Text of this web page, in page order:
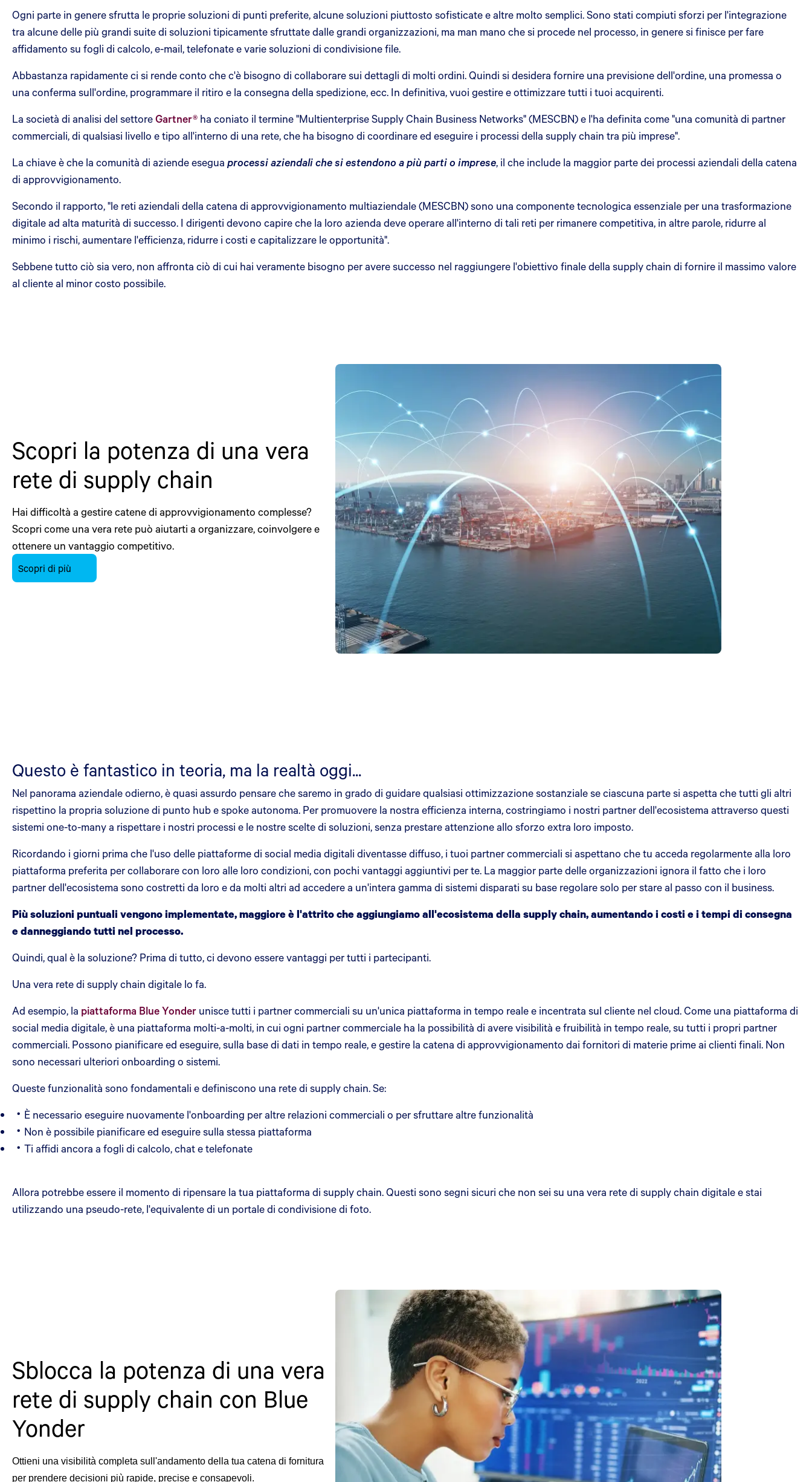
Ogni parte in genere sfrutta le proprie soluzioni di punti preferite, alcune soluzioni piuttosto sofisticate e altre molto semplici. Sono stati compiuti sforzi per l'integrazione
tra alcune delle più grandi suite di soluzioni tipicamente sfruttate dalle grandi organizzazioni, ma man mano che si procede nel processo, in genere si finisce per fare
affidamento su fogli di calcolo, e-mail, telefonate e varie soluzioni di condivisione file.
Abbastanza rapidamente ci si rende conto che c'è bisogno di collaborare sui dettagli di molti ordini. Quindi si desidera fornire una previsione dell'ordine, una promessa o
una conferma sull'ordine, programmare il ritiro e la consegna della spedizione, ecc. In definitiva, vuoi gestire e ottimizzare tutti i tuoi acquirenti.
La società di analisi del settoreGartner® ha coniato il termine "Multienterprise Supply Chain Business Networks" (MESCBN) e l'ha definita come "una comunità di partner
commerciali, di qualsiasi livello e tipo all'interno di una rete, che ha bisogno di coordinare ed eseguire i processi della supply chain tra più imprese".
La chiave è che la comunità di aziende esegua processi aziendali che si estendono a più parti o imprese, il che include la maggior parte dei processi aziendali della catena
di approvvigionamento.
Secondo il rapporto, "le reti aziendali della catena di approvvigionamento multiaziendale (MESCBN) sono una componente tecnologica essenziale per una trasformazione
digitale ad alta maturità di successo. I dirigenti devono capire che la loro azienda deve operare all'interno di tali reti per rimanere competitiva, in altre parole, ridurre al
minimo i rischi, aumentare l'efficienza, ridurre i costi e capitalizzare le opportunità".
Sebbene tutto ciò sia vero, non affronta ciò di cui hai veramente bisogno per avere successo nel raggiungere l'obiettivo finale della supply chain di fornire il massimo valore
al cliente al minor costo possibile.
Scopri la potenza di una vera
rete di supply chain
Hai difficoltà a gestire catene di approvvigionamento complesse?
Scopri come una vera rete può aiutarti a organizzare, coinvolgere e
ottenere un vantaggio competitivo.
Scopri di più
Questo è fantastico in teoria, ma la realtà oggi...
Nel panorama aziendale odierno, è quasi assurdo pensare che saremo in grado di guidare qualsiasi ottimizzazione sostanziale se ciascuna parte si aspetta che tutti gli altri
rispettino la propria soluzione di punto hub e spoke autonoma. Per promuovere la nostra efficienza interna, costringiamo i nostri partner dell'ecosistema attraverso questi
sistemi one-to-many a rispettare i nostri processi e le nostre scelte di soluzioni, senza prestare attenzione allo sforzo extra loro imposto.
Ricordando i giorni prima che l'uso delle piattaforme di social media digitali diventasse diffuso, i tuoi partner commerciali si aspettano che tu acceda regolarmente alla loro
piattaforma preferita per collaborare con loro alle loro condizioni, con pochi vantaggi aggiuntivi per te. La maggior parte delle organizzazioni ignora il fatto che i loro
partner dell'ecosistema sono costretti da loro e da molti altri ad accedere a un'intera gamma di sistemi disparati su base regolare solo per stare al passo con il business.
Più soluzioni puntuali vengono implementate, maggiore è l'attrito che aggiungiamo all'ecosistema della supply chain, aumentando i costi e i tempi di consegna
e danneggiando tutti nel processo.
Quindi, qual è la soluzione? Prima di tutto, ci devono essere vantaggi per tutti i partecipanti.
Una vera rete di supply chain digitale lo fa.
Ad esempio, la piattaforma Blue Yonder unisce tutti i partner commerciali su un'unica piattaforma in tempo reale e incentrata sul cliente nel cloud. Come una piattaforma di
social media digitale, è una piattaforma molti-a-molti, in cui ogni partner commerciale ha la possibilità di avere visibilità e fruibilità in tempo reale, su tutti i propri partner
commerciali. Possono pianificare ed eseguire, sulla base di dati in tempo reale, e gestire la catena di approvvigionamento dai fornitori di materie prime ai clienti finali. Non
sono necessari ulteriori onboarding o sistemi.
Queste funzionalità sono fondamentali e definiscono una rete di supply chain. Se:
È necessario eseguire nuovamente l'onboarding per altre relazioni commerciali o per sfruttare altre funzionalità
Non è possibile pianificare ed eseguire sulla stessa piattaforma
Ti affidi ancora a fogli di calcolo, chat e telefonate
Allora potrebbe essere il momento di ripensare la tua piattaforma di supply chain. Questi sono segni sicuri che non sei su una vera rete di supply chain digitale e stai
utilizzando una pseudo-rete, l'equivalente di un portale di condivisione di foto.
Sblocca la potenza di una vera
rete di supply chain con Blue
Yonder
Ottieni una visibilità completa sull'andamento della tua catena di fornitura
per prendere decisioni più rapide, precise e consapevoli.